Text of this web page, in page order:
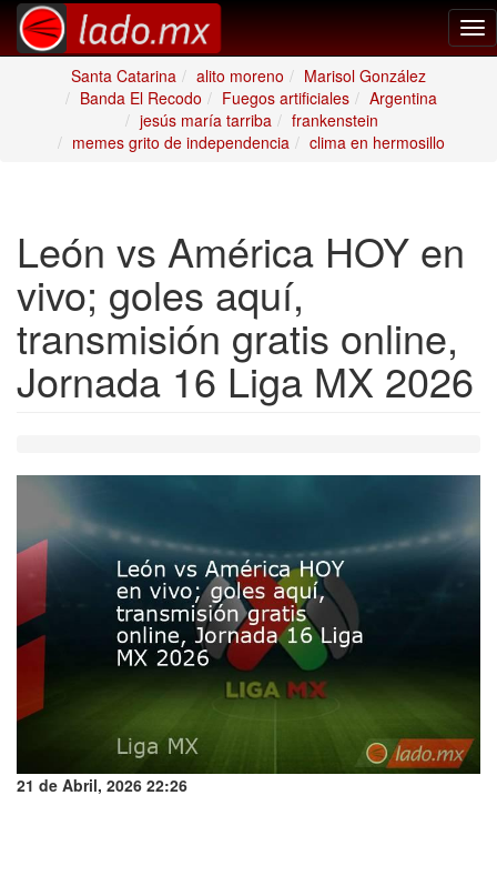
Santa Catarina
alito moreno
Marisol González
Banda El Recodo
Fuegos artificiales
Argentina
jesús maría tarriba
frankenstein
memes grito de independencia
clima en hermosillo
León vs América HOY en
vivo; goles aquí,
transmisión gratis online,
Jornada 16 Liga MX 2026
21 de Abril, 2026 22:26